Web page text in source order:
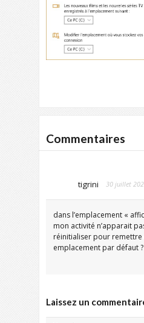
Commentaires
tigrini 30 juillet
dans l’emplacement «
mon activité n’apparait
réinitialiser pour
emplacement par défaut ?
Laissez un